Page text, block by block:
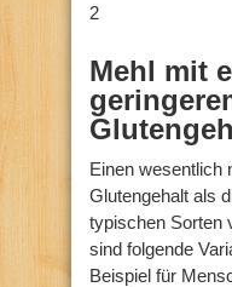
2
Mehl mit
Einen wesentlich
Glutengehalt als
typischen Sorten
sind folgende
Beispiel für